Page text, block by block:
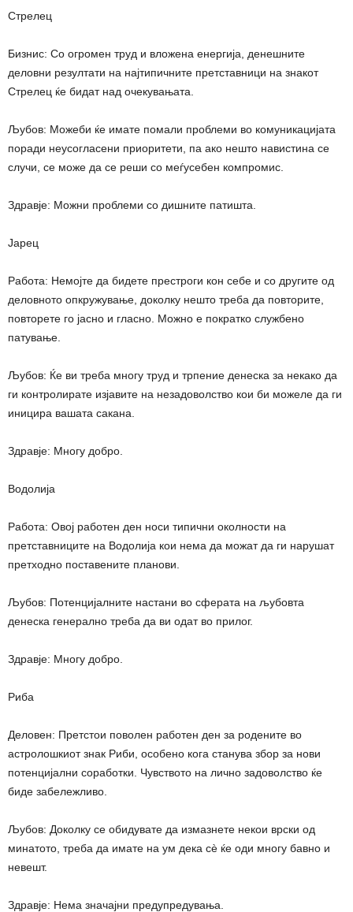
Стрелец
Бизнис: Со огромен труд и вложена енергија, денешните
деловни резултати на најтипичните претставници на знакот
Стрелец ќе бидат над очекувањата.
Љубов: Можеби ќе имате помали проблеми во комуникацијата
поради неусогласени приоритети, па ако нешто навистина се
случи, се може да се реши со меѓусебен компромис.
Здравје: Можни проблеми со дишните патишта.
Јарец
Работа: Немојте да бидете престроги кон себе и со другите од
деловното опкружување, доколку нешто треба да повторите,
повторете го јасно и гласно. Можно е пократко службено
патување.
Љубов: Ќе ви треба многу труд и трпение денеска за некако да
ги контролирате изјавите на незадоволство кои би можеле да ги
иницира вашата сакана.
Здравје: Многу добро.
Водолија
Работа: Овој работен ден носи типични околности на
претставниците на Водолија кои нема да можат да ги нарушат
претходно поставените планови.
Љубов: Потенцијалните настани во сферата на љубовта
денеска генерално треба да ви одат во прилог.
Здравје: Многу добро.
Риба
Деловен: Претстои поволен работен ден за родените во
астролошкиот знак Риби, особено кога станува збор за нови
потенцијални соработки. Чувството на лично задоволство ќе
биде забележливо.
Љубов: Доколку се обидувате да измазнете некои врски од
минатото, треба да имате на ум дека сè ќе оди многу бавно и
невешт.
Здравје: Нема значајни предупредувања.